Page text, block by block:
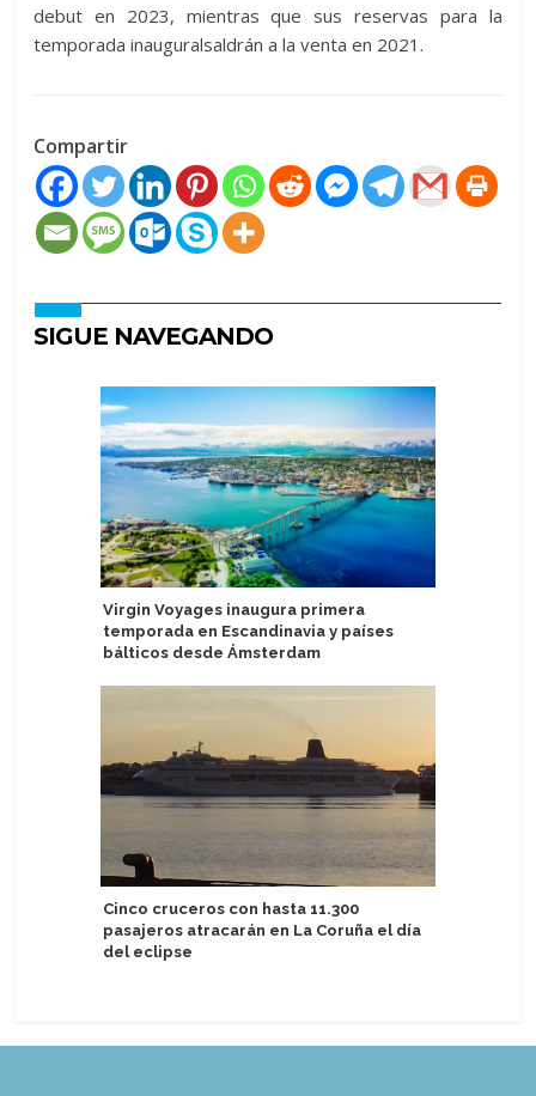
debut en 2023, mientras que sus reservas para la
temporada inauguralsaldrán a la venta en 2021.
Compartir
SIGUE NAVEGANDO
Virgin Voyages inaugura primera
temporada en Escandinavia y países
bálticos desde Ámsterdam
Cinco cruceros con hasta 11.300
pasajeros atracarán en La Coruña el día
del eclipse